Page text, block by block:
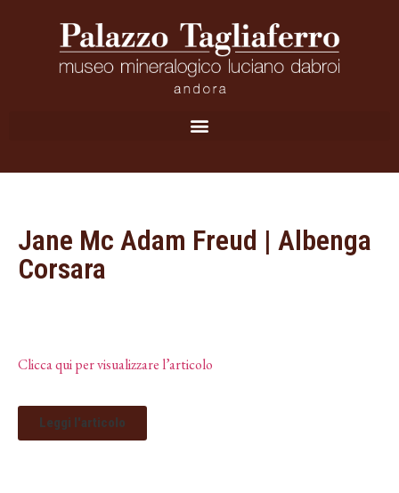
Jane Mc Adam Freud | Albenga
Corsara
Clicca qui per visualizzare l’articolo
Leggi l'articolo